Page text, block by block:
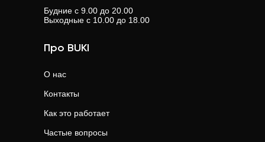
Будние с 9.00 до 20.00
Выходные с 10.00 до 18.00
Про BUKI
О нас
Контакты
Как это работает
Частые вопросы